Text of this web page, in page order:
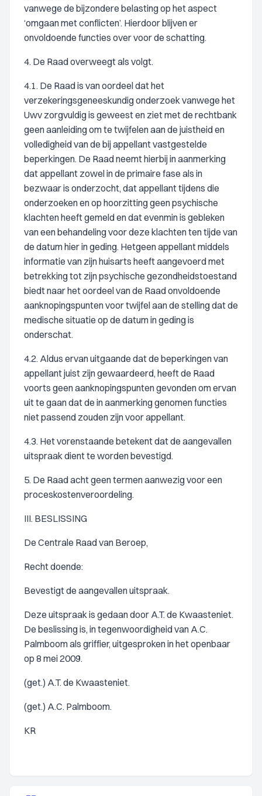
vanwege de bijzondere belasting op het aspect
‘omgaan met conflicten’. Hierdoor blijven er
onvoldoende functies over voor de schatting.
4. De Raad overweegt als volgt.
4.1. De Raad is van oordeel dat het
verzekeringsgeneeskundig onderzoek vanwege het
Uwv zorgvuldig is geweest en ziet met de rechtbank
geen aanleiding om te twijfelen aan de juistheid en
volledigheid van de bij appellant vastgestelde
beperkingen. De Raad neemt hierbij in aanmerking
dat appellant zowel in de primaire fase als in
bezwaar is onderzocht, dat appellant tijdens die
onderzoeken en op hoorzitting geen psychische
klachten heeft gemeld en dat evenmin is gebleken
van een behandeling voor deze klachten ten tijde van
de datum hier in geding. Hetgeen appellant middels
informatie van zijn huisarts heeft aangevoerd met
betrekking tot zijn psychische gezondheidstoestand
biedt naar het oordeel van de Raad onvoldoende
aanknopingspunten voor twijfel aan de stelling dat de
medische situatie op de datum in geding is
onderschat.
4.2. Aldus ervan uitgaande dat de beperkingen van
appellant juist zijn gewaardeerd, heeft de Raad
voorts geen aanknopingspunten gevonden om ervan
uit te gaan dat de in aanmerking genomen functies
niet passend zouden zijn voor appellant.
4.3. Het vorenstaande betekent dat de aangevallen
uitspraak dient te worden bevestigd.
5. De Raad acht geen termen aanwezig voor een
proceskostenveroordeling.
III. BESLISSING
De Centrale Raad van Beroep,
Recht doende:
Bevestigt de aangevallen uitspraak.
Deze uitspraak is gedaan door A.T. de Kwaasteniet.
De beslissing is, in tegenwoordigheid van A.C.
Palmboom als griffier, uitgesproken in het openbaar
op 8 mei 2009.
(get.) A.T. de Kwaasteniet.
(get.) A.C. Palmboom.
KR